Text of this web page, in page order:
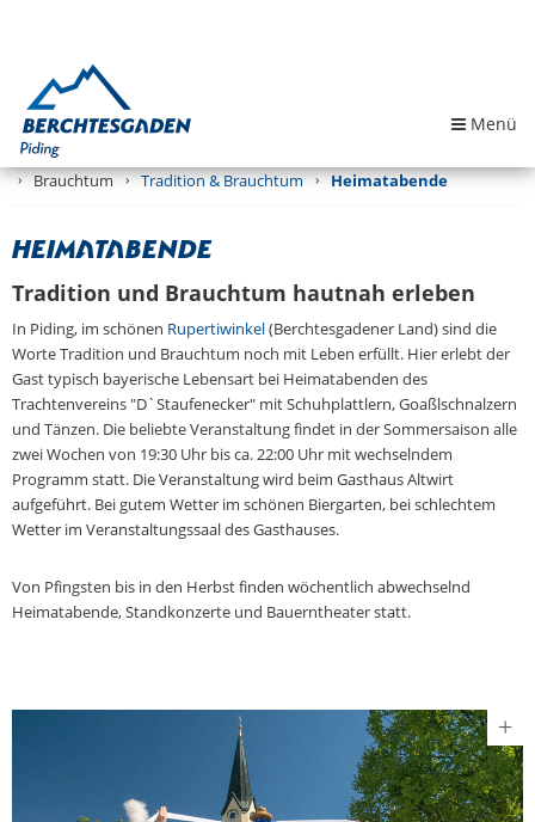
Menü
Brauchtum Tradition & Brauchtum Heimatabende
Heimatabende
Tradition und Brauchtum hautnah erleben
In Piding, im schönen Rupertiwinkel(Berchtesgadener Land) sind die
Worte Tradition und Brauchtum noch mit Leben erfüllt. Hier erlebt der
Gast typisch bayerische Lebensart bei Heimatabenden des
Trachtenvereins "D`Staufenecker" mit Schuhplattlern, Goaßlschnalzern
und Tänzen. Die beliebte Veranstaltung findet in der Sommersaison alle
zwei Wochen von 19:30 Uhr bis ca. 22:00 Uhr mit wechselndem
Programm statt. Die Veranstaltung wird beim Gasthaus Altwirt
aufgeführt. Bei gutem Wetter im schönen Biergarten, bei schlechtem
Wetter im Veranstaltungssaal des Gasthauses.
Von Pfingsten bis in den Herbst finden wöchentlich abwechselnd
Heimatabende, Standkonzerte und Bauerntheater statt.